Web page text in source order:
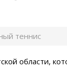
теннис
области,